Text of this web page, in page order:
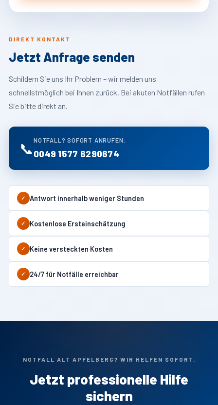
DIREKT KONTAKT
Jetzt Anfrage senden
Schildern Sie uns Ihr Problem – wir melden uns
schnellstmöglich bei Ihnen zurück. Bei akuten Notfällen rufen
Sie bitte direkt an.
📞 NOTFALL? SOFORT ANRUFEN:
0049 1577 6290674
✓ Antwort innerhalb weniger Stunden
✓ Kostenlose Ersteinschätzung
✓ Keine versteckten Kosten
✓ 24/7 für Notfälle erreichbar
NOTFALL ALT APFELBERG? WIR HELFEN SOFORT.
Jetzt professionelle Hilfe
sichern